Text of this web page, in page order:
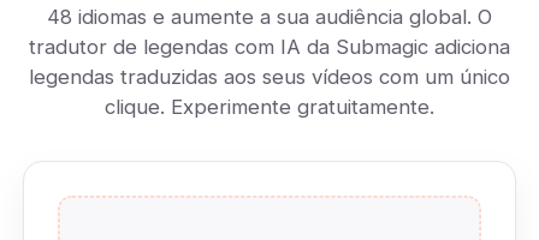
48 idiomas e aumente a sua audiência global. O
tradutor de legendas com IA da Submagic adiciona
legendas traduzidas aos seus vídeos com um único
clique. Experimente gratuitamente.